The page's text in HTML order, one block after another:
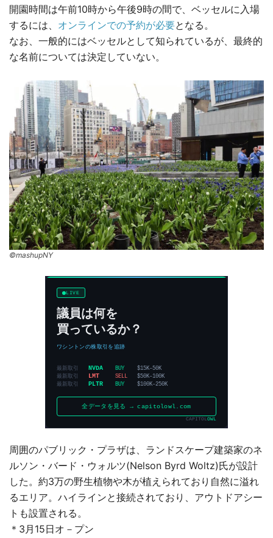
開園時間は午前10時から午後9時の間で、ベッセルに入場
するには、 オンラインでの予約が必要となる。
なお、一般的にはベッセルとして知られているが、最終的
な名前については決定していない。
©mashupNY
周囲のパブリック・プラザは、ランドスケープ建築家のネ
ルソン・バード・ウォルツ(Nelson Byrd Woltz)氏が設計
した。約3万の野生植物や木が植えられており自然に溢れ
るエリア。ハイラインと接続されており、アウトドアシー
トも設置される。
＊3月15日オ－プン